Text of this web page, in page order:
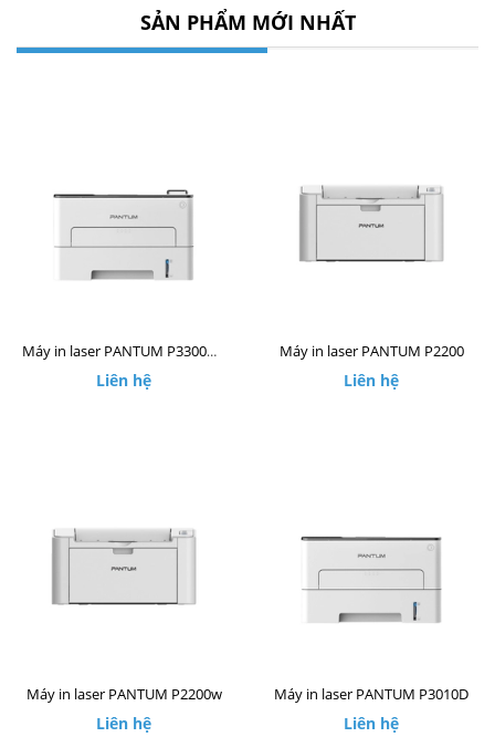
SẢN PHẨM MỚI NHẤT
Máy in laser PANTUM P3300DW
Liên hệ
Máy in laser PANTUM P2200
Liên hệ
Máy in laser PANTUM P2200w
Liên hệ
Máy in laser PANTUM P3010D
Liên hệ